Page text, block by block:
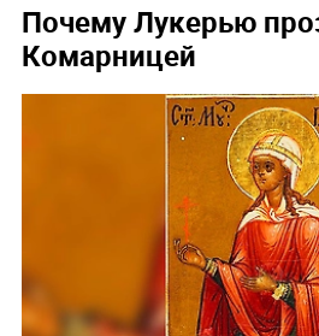
Почему Лукерью
Комарницей